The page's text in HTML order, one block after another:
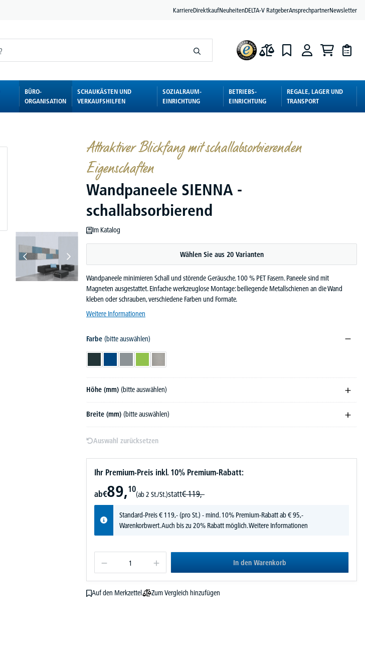
KarriereDirektkaufNeuheitenDELTA-V RatgeberAnsprechpartnerNewsletter
BÜRO-
ORGANISATION
SCHAUKÄSTEN UND
VERKAUFSHILFEN
SOZIALRAUM-
EINRICHTUNG
BETRIEBS-
EINRICHTUNG
REGALE, LAGER UND
TRANSPORT
Attraktiver Blickfang mit schallabsorbierenden
Eigenschaften
Wandpaneele SIENNA -
schallabsorbierend
Im Katalog
Wählen Sie aus 20 Varianten
Wandpaneele minimieren Schall und störende Geräusche. 100 % PET Fasern. Paneele sind mit
Magneten ausgestattet. Einfache werkzeuglose Montage: beiliegende Metallschienen an die Wand
kleben oder schrauben, verschiedene Farben und Formate.
Weitere Informationen
Farbe (bitte auswählen)
Höhe (mm) (bitte auswählen)
Breite (mm) (bitte auswählen)
Auswahl zurücksetzen
Ihr Premium-Preis inkl. 10% Premium-Rabatt:
ab€89,10
(ab 2 St./St.)statt€ 119,-
Standard-Preis€ 119,-(pro St.) - mind. 10% Premium-Rabatt ab € 95,-
Warenkorbwert. Auch bis zu 20% Rabatt möglich.Weitere Informationen
In den Warenkorb
Auf den Merkzettel
Zum Vergleich hinzufügen